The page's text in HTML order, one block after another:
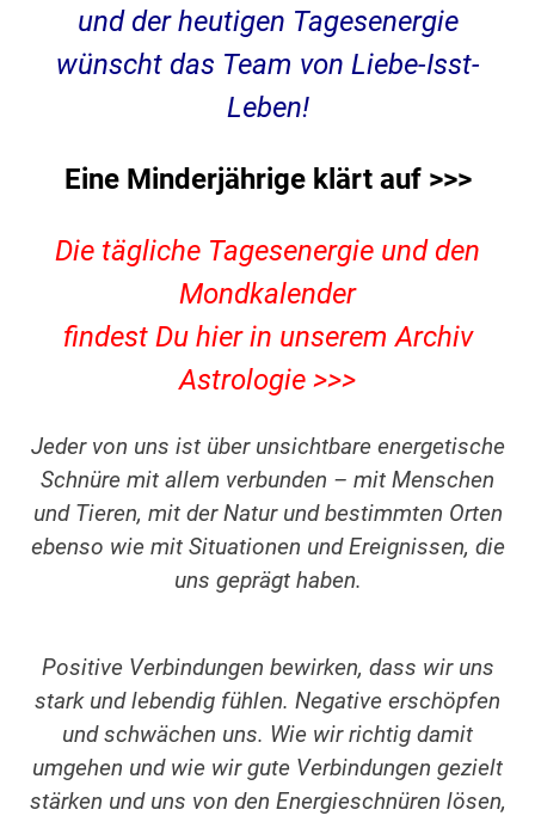
und der heutigen Tagesenergie
wünscht das Team von Liebe-Isst-
Leben!
Eine Minderjährige klärt auf >>>
Die tägliche Tagesenergie und den
Mondkalender
findest Du hier in unserem Archiv
Astrologie >>>
Jeder von uns ist über unsichtbare energetische
Schnüre mit allem verbunden – mit Menschen
und Tieren, mit der Natur und bestimmten Orten
ebenso wie mit Situationen und Ereignissen, die
uns geprägt haben.
Positive Verbindungen bewirken, dass wir uns
stark und lebendig fühlen. Negative erschöpfen
und schwächen uns. Wie wir richtig damit
umgehen und wie wir gute Verbindungen gezielt
stärken und uns von den Energieschnüren lösen,